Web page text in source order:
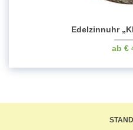
Edelzinnuhr
€